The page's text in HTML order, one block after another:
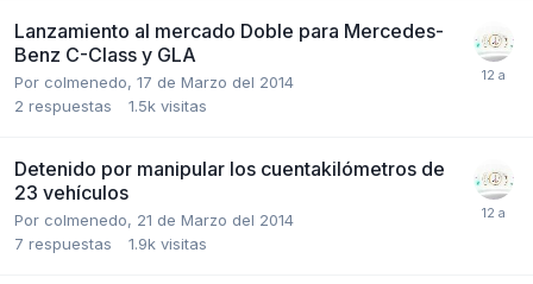
Lanzamiento al mercado Doble para Mercedes-
Benz C-Class y GLA
Por colmenedo, 17 de Marzo del 2014
2 respuestas 1.5k visitas
Detenido por manipular los cuentakilómetros de
23 vehículos
Por colmenedo, 21 de Marzo del 2014
7 respuestas 1.9k visitas